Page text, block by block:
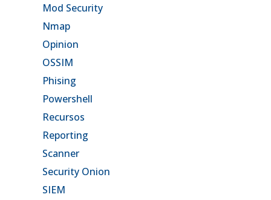
Mod Security
Nmap
Opinion
OSSIM
Phising
Powershell
Recursos
Reporting
Scanner
Security Onion
SIEM